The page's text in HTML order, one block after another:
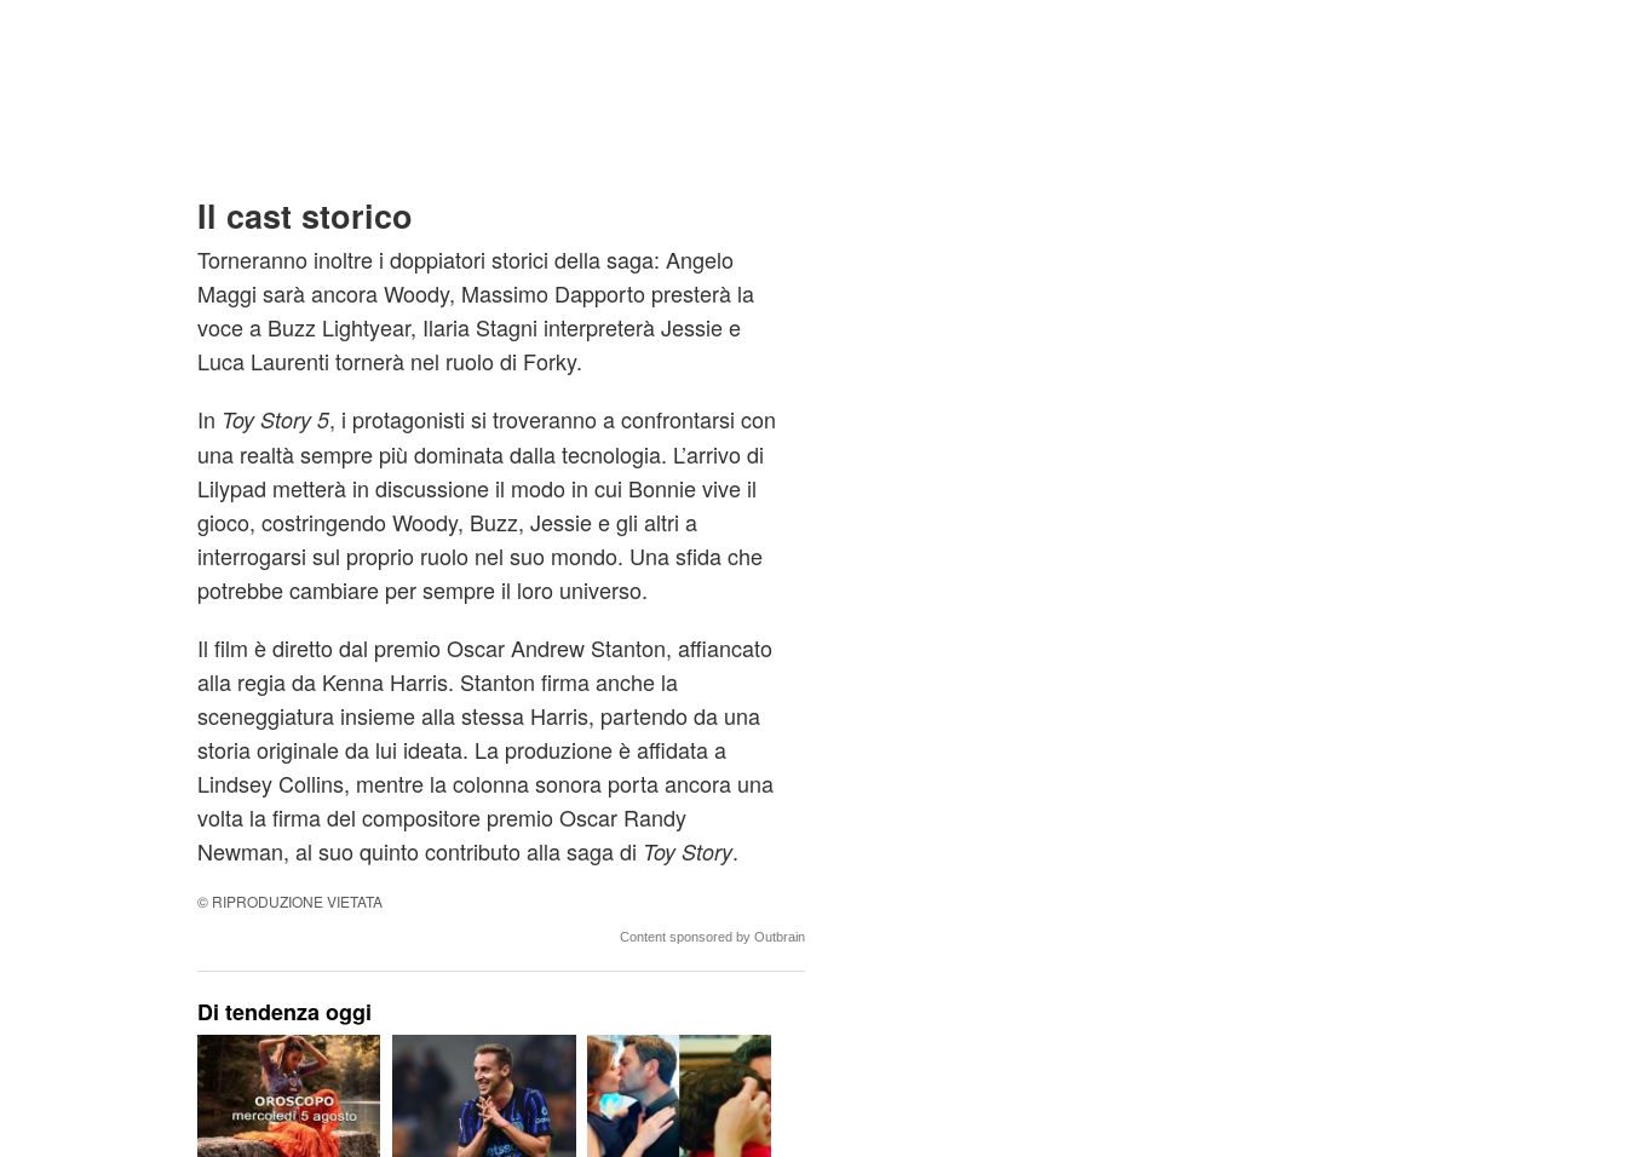
Il cast storico
Torneranno inoltre i doppiatori storici della saga: Angelo
Maggi sarà ancora Woody, Massimo Dapporto presterà la
voce a Buzz Lightyear, Ilaria Stagni interpreterà Jessie e
Luca Laurenti tornerà nel ruolo di Forky.
In Toy Story 5, i protagonisti si troveranno a confrontarsi con
una realtà sempre più dominata dalla tecnologia. L’arrivo di
Lilypad metterà in discussione il modo in cui Bonnie vive il
gioco, costringendo Woody, Buzz, Jessie e gli altri a
interrogarsi sul proprio ruolo nel suo mondo. Una sfida che
potrebbe cambiare per sempre il loro universo.
Il film è diretto dal premio Oscar Andrew Stanton, affiancato
alla regia da Kenna Harris. Stanton firma anche la
sceneggiatura insieme alla stessa Harris, partendo da una
storia originale da lui ideata. La produzione è affidata a
Lindsey Collins, mentre la colonna sonora porta ancora una
volta la firma del compositore premio Oscar Randy
Newman, al suo quinto contributo alla saga di Toy Story.
© RIPRODUZIONE VIETATA
Content sponsored by Outbrain
Di tendenza oggi